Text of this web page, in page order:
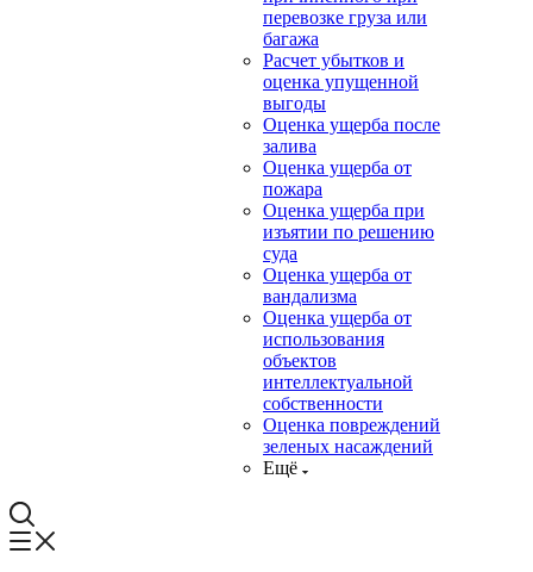
перевозке груза или
багажа
Расчет убытков и
оценка упущенной
выгоды
Оценка ущерба после
залива
Оценка ущерба от
пожара
Оценка ущерба при
изъятии по решению
суда
Оценка ущерба от
вандализма
Оценка ущерба от
использования
объектов
интеллектуальной
собственности
Оценка повреждений
зеленых насаждений
Ещё